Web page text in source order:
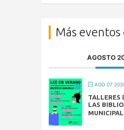
Más eventos
AGOSTO
AGO 07
TALLERES
LAS